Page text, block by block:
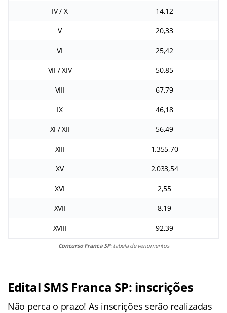
IV / X 14,12
V 20,33
VI 25,42
VII / XIV 50,85
VIII 67,79
IX 46,18
XI / XII 56,49
XIII 1.355,70
XV 2.033,54
XVI 2,55
XVII 8,19
XVIII 92,39
Concurso Franca SP: tabela de vencimentos
Edital SMS Franca SP: inscrições
Não perca o prazo! As inscrições serão realizadas